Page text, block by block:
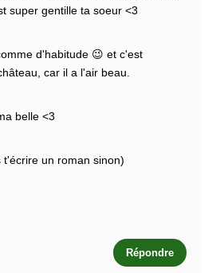
super gentille ta soeur <3
d'habitude 😉 et c'est
car il a l'air beau.
belle <3
un roman sinon)
Répondre